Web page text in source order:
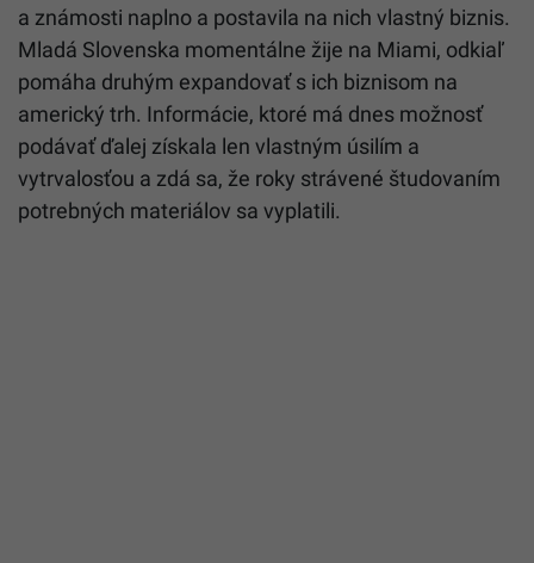
a známosti naplno a postavila na nich vlastný biznis.
Mladá Slovenska momentálne žije na Miami, odkiaľ
pomáha druhým expandovať s ich biznisom na
americký trh. Informácie, ktoré má dnes možnosť
podávať ďalej získala len vlastným úsilím a
vytrvalosťou a zdá sa, že roky strávené študovaním
potrebných materiálov sa vyplatili.